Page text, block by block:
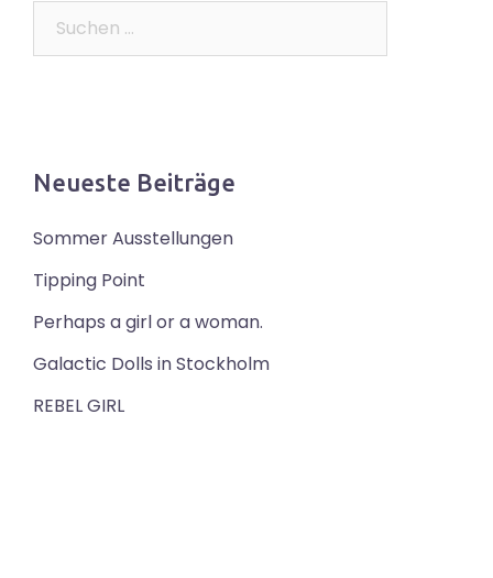
Suchen
Neueste Beiträge
Sommer Ausstellungen
Tipping Point
Perhaps a girl or a woman.
Galactic Dolls in Stockholm
REBEL GIRL